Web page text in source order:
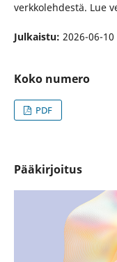
verkkolehdestä. Lue
Julkaistu: 2026-06-10
Koko numero
PDF
Pääkirjoitus